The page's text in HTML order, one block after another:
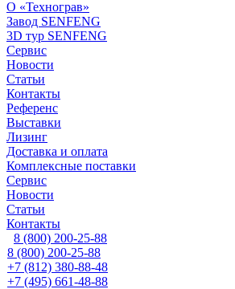
О «Технограв»
Завод SENFENG
3D тур SENFENG
Сервис
Новости
Статьи
Контакты
Референс
Выставки
Лизинг
Доставка и оплата
Комплексные поставки
Сервис
Новости
Статьи
Контакты
8 (800) 200-25-88
8 (800) 200-25-88
+7 (812) 380-88-48
+7 (495) 661-48-88